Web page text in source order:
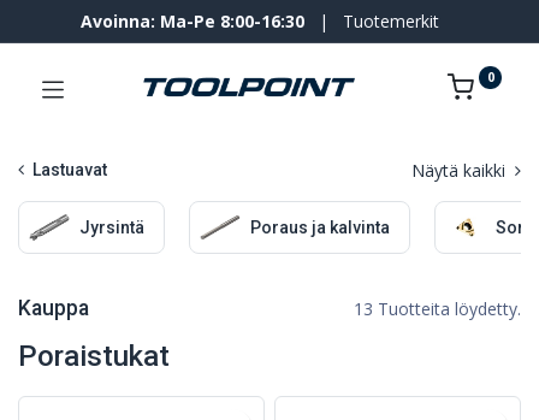
Avoinna: Ma-Pe 8:00-16:30 | Tuotemerkit
0
Lastuavat Näytä kaikki
Jyrsintä Poraus ja kalvinta
Kauppa 13 Tuotteita löydetty.
Poraistukat